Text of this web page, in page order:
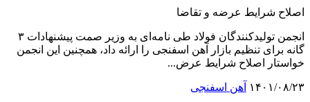
اصلاح شرایط عرضه و تقاضا
انجمن تولیدکنندگان فولاد طی نامه‌ای به وزیر صمت پیشنهادات ۳
گانه برای تنظیم بازار آهن اسفنجی را ارائه داد، همچنین این انجمن
خواستار اصلاح شرایط عرض...
۱۴۰۱/۰۸/۲۳ آهن اسفنجی